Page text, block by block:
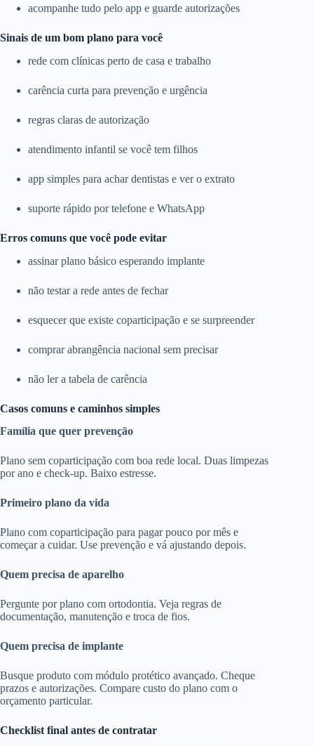
acompanhe tudo pelo app e guarde autorizações
Sinais de um bom plano para você
rede com clínicas perto de casa e trabalho
carência curta para prevenção e urgência
regras claras de autorização
atendimento infantil se você tem filhos
app simples para achar dentistas e ver o extrato
suporte rápido por telefone e WhatsApp
Erros comuns que você pode evitar
assinar plano básico esperando implante
não testar a rede antes de fechar
esquecer que existe coparticipação e se surpreender
comprar abrangência nacional sem precisar
não ler a tabela de carência
Casos comuns e caminhos simples
Família que quer prevenção
Plano sem coparticipação com boa rede local. Duas limpezas
por ano e check-up. Baixo estresse.
Primeiro plano da vida
Plano com coparticipação para pagar pouco por mês e
começar a cuidar. Use prevenção e vá ajustando depois.
Quem precisa de aparelho
Pergunte por plano com ortodontia. Veja regras de
documentação, manutenção e troca de fios.
Quem precisa de implante
Busque produto com módulo protético avançado. Cheque
prazos e autorizações. Compare custo do plano com o
orçamento particular.
Checklist final antes de contratar